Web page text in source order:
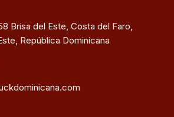
Brisa del Este, Costa del Faro,
República Dominicana